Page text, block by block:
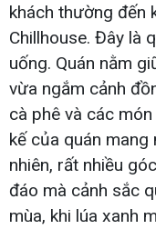
khách thường đến
Chillhouse. Đây là
uống. Quán nằm
vừa ngắm cảnh
cà phê và các
kế của quán
nhiên, rất nhiều
đáo mà cảnh sắc
mùa, khi lúa xanh